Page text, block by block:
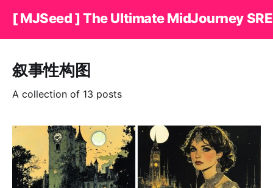
[ MJSeed ] The Ultimate MidJourney
叙事性构图
A collection of 13 posts